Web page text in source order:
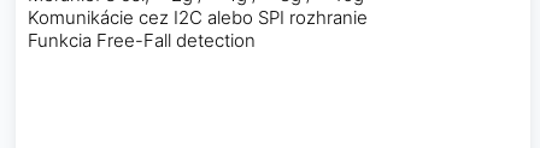
Komunikácie cez I2C alebo SPI rozhranie
Funkcia Free-Fall detection